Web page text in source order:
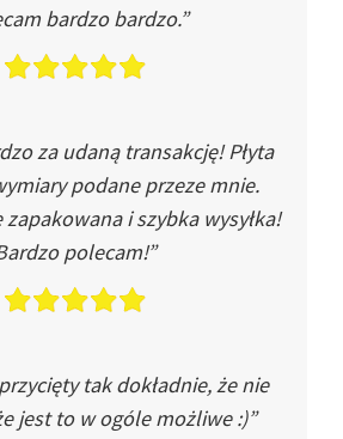
bardzo bardzo.”
za udaną transakcję! Płyta
podane przeze mnie.
i szybka wysyłka!
polecam!”
tak dokładnie, że nie
jest to w ogóle możliwe :)”